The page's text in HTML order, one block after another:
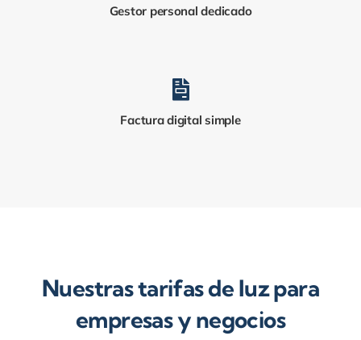
Gestor personal dedicado
Factura digital simple
Nuestras tarifas de luz para
empresas y negocios